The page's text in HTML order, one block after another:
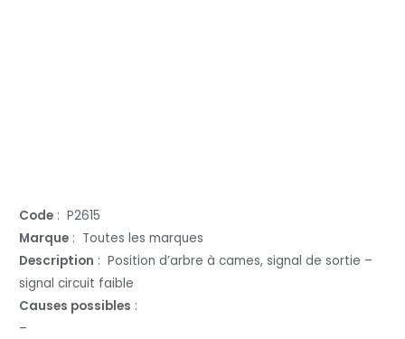
Code : P2615
Marque : Toutes les marques
Description : Position d’arbre à cames, signal de sortie –
signal circuit faible
Causes possibles :
–